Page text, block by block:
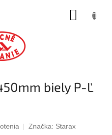
biely P-Ľ
Značka: Starax